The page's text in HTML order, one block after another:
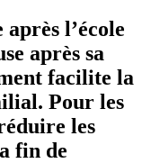
l’école
après sa
facilite la
Pour les
les
fin de